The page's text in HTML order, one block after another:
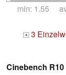
min: 1.55
+ 3
Cinebench R10